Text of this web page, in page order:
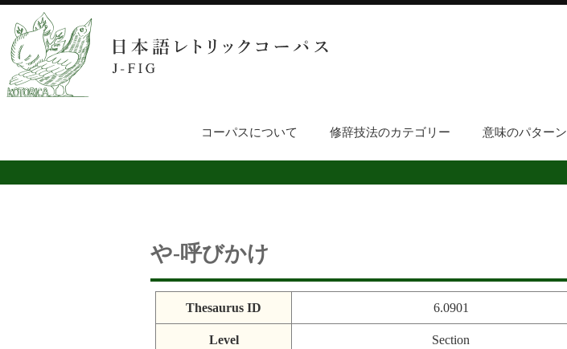
コーパスについて 修辞技法のカテゴリー 意味のパターン
や-呼びかけ
Thesaurus ID 6.0901
Level Section